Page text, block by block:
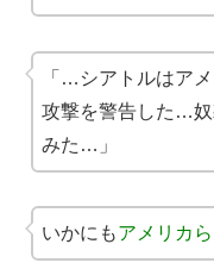
「…シアトルはア
攻撃を警告した…
みた…」
いかにもアメリカ